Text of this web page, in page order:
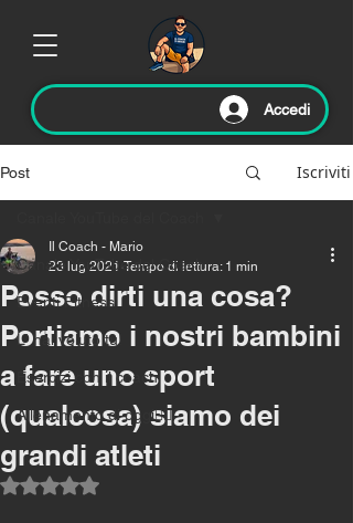
Accedi
Post Iscriviti
Canale YouTube del Coach
Eventi Fitness
L' hai voluto tu!
Esercizi con il coach
Allenamento di oggi🏃‍♂️
Posso dirti una cosa?
Portiamo i nostri bambini
a fare uno sport
(qualcosa) siamo dei
grandi atleti
Il Coach - Mario
23 lug 2021 Tempo di lettura: 1 min
Valutazione NaN stelle su 5.